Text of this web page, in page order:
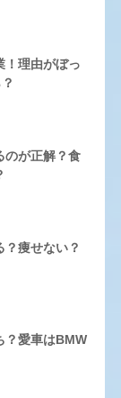
！理由がぼっ
のが正解？食
痩せない？
？愛車はBMW